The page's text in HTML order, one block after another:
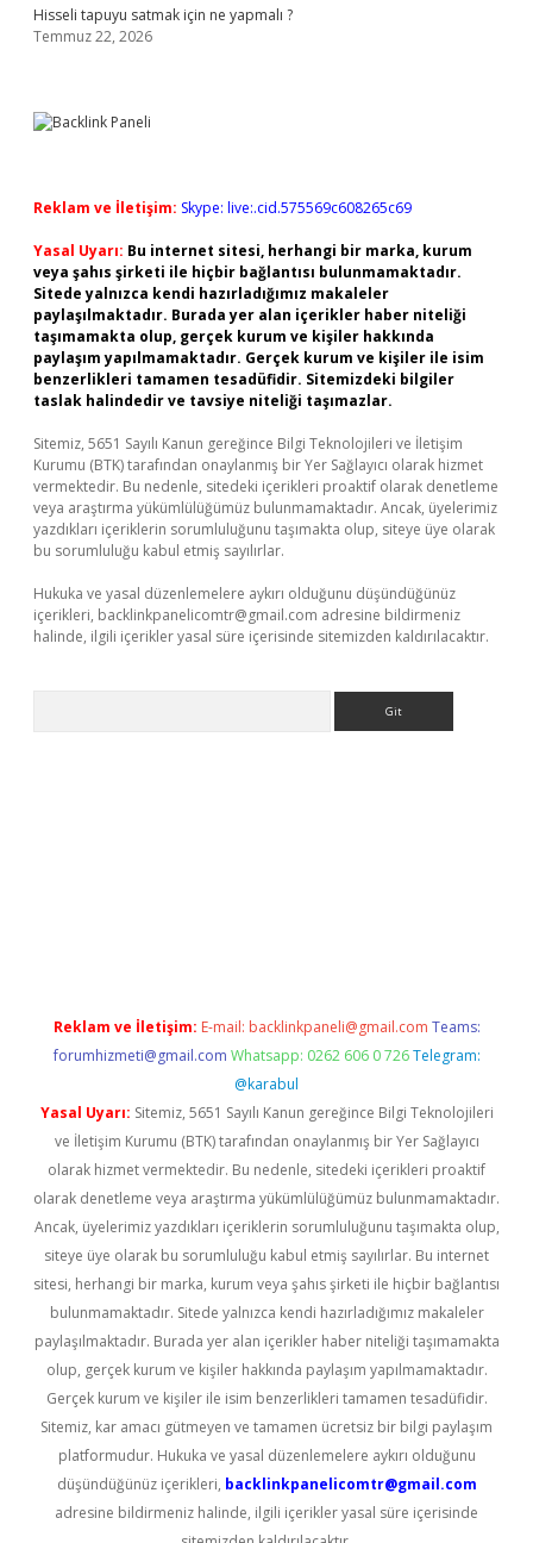
Hisseli tapuyu satmak için ne yapmalı ?
Temmuz 22, 2026
Reklam ve İletişim: Skype: live:.cid.575569c608265c69
Yasal Uyarı: Bu internet sitesi, herhangi bir marka, kurum
veya şahıs şirketi ile hiçbir bağlantısı bulunmamaktadır.
Sitede yalnızca kendi hazırladığımız makaleler
paylaşılmaktadır. Burada yer alan içerikler haber niteliği
taşımamakta olup, gerçek kurum ve kişiler hakkında
paylaşım yapılmamaktadır. Gerçek kurum ve kişiler ile isim
benzerlikleri tamamen tesadüfidir. Sitemizdeki bilgiler
taslak halindedir ve tavsiye niteliği taşımazlar.
Sitemiz, 5651 Sayılı Kanun gereğince Bilgi Teknolojileri ve İletişim
Kurumu (BTK) tarafından onaylanmış bir Yer Sağlayıcı olarak hizmet
vermektedir. Bu nedenle, sitedeki içerikleri proaktif olarak denetleme
veya araştırma yükümlülüğümüz bulunmamaktadır. Ancak, üyelerimiz
yazdıkları içeriklerin sorumluluğunu taşımakta olup, siteye üye olarak
bu sorumluluğu kabul etmiş sayılırlar.
Hukuka ve yasal düzenlemelere aykırı olduğunu düşündüğünüz
içerikleri, backlinkpanelicomtr@gmail.com adresine bildirmeniz
halinde, ilgili içerikler yasal süre içerisinde sitemizden kaldırılacaktır.
Reklam ve İletişim: E-mail: backlinkpaneli@gmail.com Teams:
forumhizmeti@gmail.com Whatsapp: 0262 606 0 726 Telegram:
@karabul
Yasal Uyarı: Sitemiz, 5651 Sayılı Kanun gereğince Bilgi Teknolojileri
ve İletişim Kurumu (BTK) tarafından onaylanmış bir Yer Sağlayıcı
olarak hizmet vermektedir. Bu nedenle, sitedeki içerikleri proaktif
olarak denetleme veya araştırma yükümlülüğümüz bulunmamaktadır.
Ancak, üyelerimiz yazdıkları içeriklerin sorumluluğunu taşımakta olup,
siteye üye olarak bu sorumluluğu kabul etmiş sayılırlar. Bu internet
sitesi, herhangi bir marka, kurum veya şahıs şirketi ile hiçbir bağlantısı
bulunmamaktadır. Sitede yalnızca kendi hazırladığımız makaleler
paylaşılmaktadır. Burada yer alan içerikler haber niteliği taşımamakta
olup, gerçek kurum ve kişiler hakkında paylaşım yapılmamaktadır.
Gerçek kurum ve kişiler ile isim benzerlikleri tamamen tesadüfidir.
Sitemiz, kar amacı gütmeyen ve tamamen ücretsiz bir bilgi paylaşım
platformudur. Hukuka ve yasal düzenlemelere aykırı olduğunu
düşündüğünüz içerikleri, backlinkpanelicomtr@gmail.com
adresine bildirmeniz halinde, ilgili içerikler yasal süre içerisinde